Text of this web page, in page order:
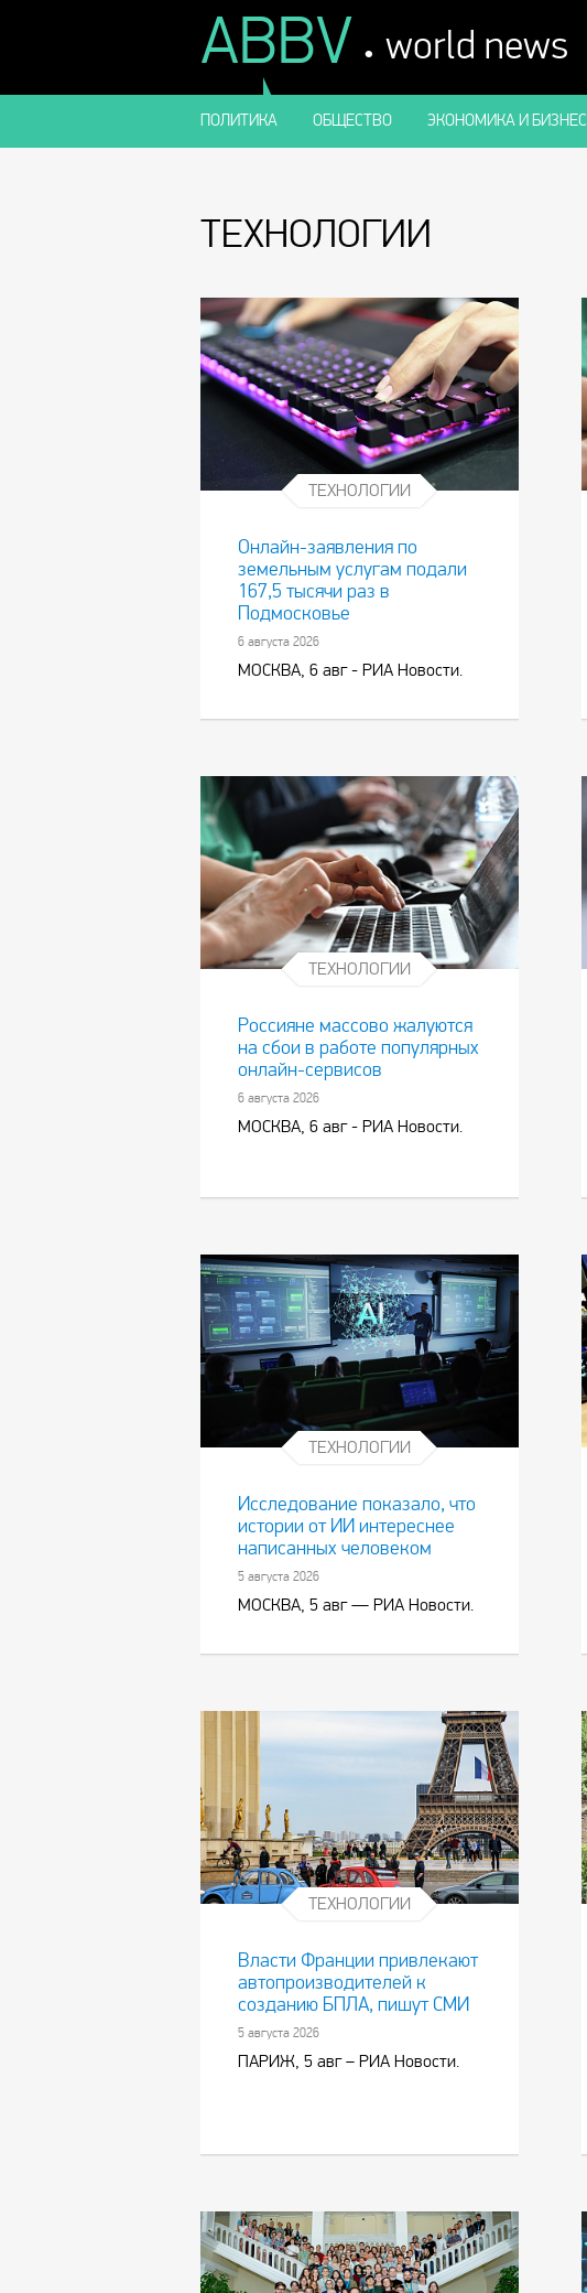
ABBV . world news
ПОЛИТИКА ОБЩЕСТВО ЭКОНОМИКА И БИЗНЕС
ТЕХНОЛОГИИ
ТЕХНОЛОГИИ
Онлайн-заявления по
земельным услугам подали
167,5 тысячи раз в
Подмосковье
6 августа 2026
МОСКВА, 6 авг - РИА Новости.
ТЕХНОЛОГИИ
Россияне массово жалуются
на сбои в работе популярных
онлайн-сервисов
6 августа 2026
МОСКВА, 6 авг - РИА Новости.
ТЕХНОЛОГИИ
Исследование показало, что
истории от ИИ интереснее
написанных человеком
5 августа 2026
МОСКВА, 5 авг — РИА Новости.
ТЕХНОЛОГИИ
Власти Франции привлекают
автопроизводителей к
созданию БПЛА, пишут СМИ
5 августа 2026
ПАРИЖ, 5 авг – РИА Новости.